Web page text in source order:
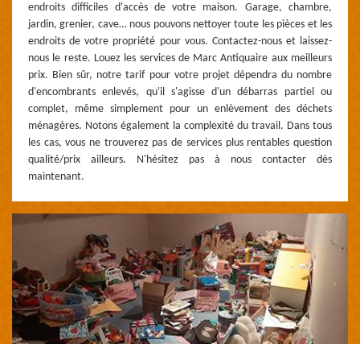
endroits difficiles d'accès de votre maison. Garage, chambre,
jardin, grenier, cave… nous pouvons nettoyer toute les pièces et les
endroits de votre propriété pour vous. Contactez-nous et laissez-
nous le reste. Louez les services de Marc Antiquaire aux meilleurs
prix. Bien sûr, notre tarif pour votre projet dépendra du nombre
d'encombrants enlevés, qu'il s'agisse d'un débarras partiel ou
complet, même simplement pour un enlèvement des déchets
ménagères. Notons également la complexité du travail. Dans tous
les cas, vous ne trouverez pas de services plus rentables question
qualité/prix ailleurs. N'hésitez pas à nous contacter dès
maintenant.